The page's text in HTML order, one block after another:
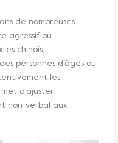
de nombreuses
agressif ou
chinois,
personnes d’âges ou
les
d’ajuster
non-verbal aux